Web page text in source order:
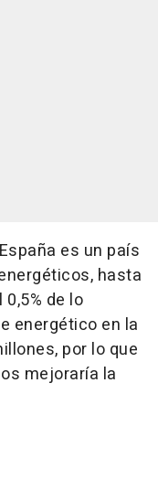
es un país
hasta
de lo
energético en la
por lo que
mejoraría la